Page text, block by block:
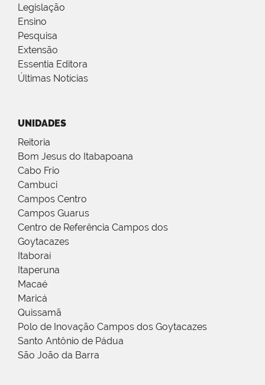
Legislação
Ensino
Pesquisa
Extensão
Essentia Editora
Últimas Notícias
UNIDADES
Reitoria
Bom Jesus do Itabapoana
Cabo Frio
Cambuci
Campos Centro
Campos Guarus
Centro de Referência Campos dos
Goytacazes
Itaboraí
Itaperuna
Macaé
Maricá
Quissamã
Polo de Inovação Campos dos Goytacazes
Santo Antônio de Pádua
São João da Barra